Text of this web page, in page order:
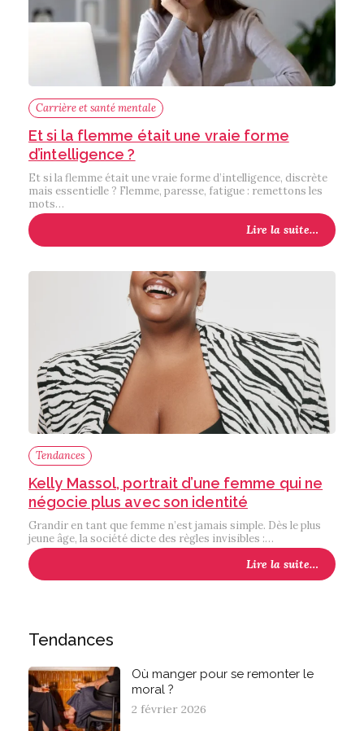
Carrière et santé mentale
Et si la flemme était une vraie forme
d’intelligence ?
Et si la flemme était une vraie forme d’intelligence, discrète
mais essentielle ? Flemme, paresse, fatigue : remettons les
mots…
Lire la suite…
Tendances
Kelly Massol, portrait d’une femme qui ne
négocie plus avec son identité
Grandir en tant que femme n’est jamais simple. Dès le plus
jeune âge, la société dicte des règles invisibles :…
Lire la suite…
Tendances
Où manger pour se remonter le
moral ?
2 février 2026